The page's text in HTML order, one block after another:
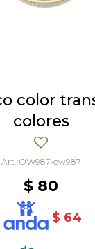
color
colores
OW987-ow987
$ 80
$ 64